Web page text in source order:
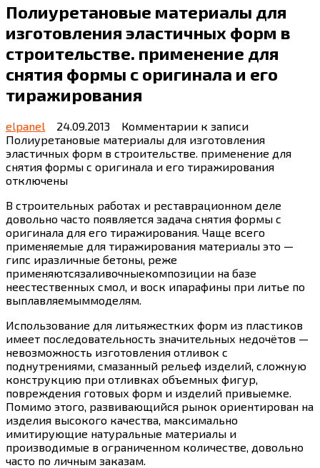
Полиуретановые материалы для
изготовления эластичных форм в
строительстве. применение для
снятия формы с оригинала и его
тиражирования
elpanel 24.09.2013 Комментарии к записи
Полиуретановые материалы для изготовления
эластичных форм в строительстве. применение для
снятия формы с оригинала и его тиражирования
отключены
В строительных работах и реставрационном деле
довольно часто появляется задача снятия формы с
оригинала для его тиражирования. Чаще всего
применяемые для тиражирования материалы это —
гипс иразличные бетоны, реже
применяютсязаливочныекомпозиции на базе
неестественных смол, и воск ипарафины при литье по
выплавляемыммоделям.
Использование для литьяжестких форм из пластиков
имеет последовательность значительных недочётов —
невозможность изготовления отливок с
поднутрениями, смазанный рельеф изделий, сложную
конструкцию при отливках объемных фигур,
повреждения готовых форм и изделий привыемке.
Помимо этого, развивающийся рынок ориентирован на
изделия высокого качества, максимально
имитирующие натуральные материалы и
производимые в ограниченном количестве, довольно
часто по личным заказам.